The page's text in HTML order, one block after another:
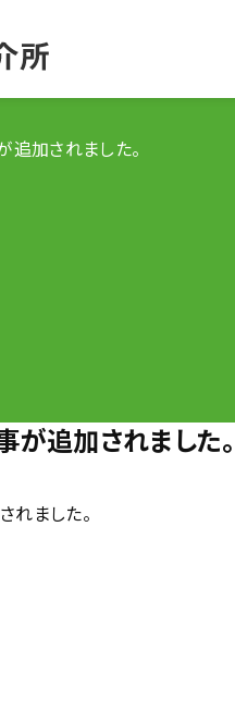
追加されました。
が追加されました。
れました。